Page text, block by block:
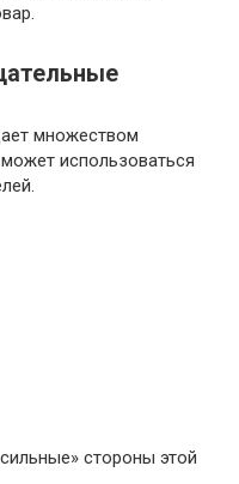
множеством
использоваться
стороны этой